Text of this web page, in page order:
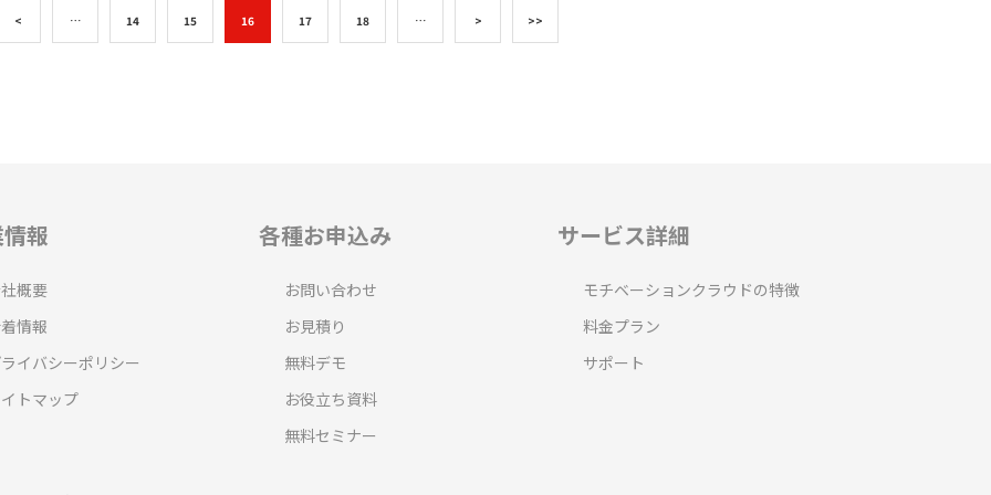
< … 14 15 16 17 18 … > >>
報
概要
情報
イバシーポリシー
トマップ
各種お申込み
お問い合わせ
お見積り
無料デモ
お役立ち資料
無料セミナー
サービス詳細
モチベーションクラウドの特徴
料金プラン
サポート